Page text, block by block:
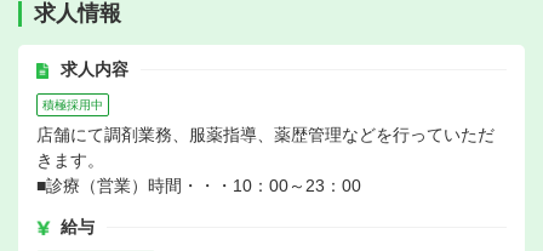
求人情報
求人内容
積極採用中
店舗にて調剤業務、服薬指導、薬歴管理などを行っていただ
きます。
■診療（営業）時間・・・10：00～23：00
給与